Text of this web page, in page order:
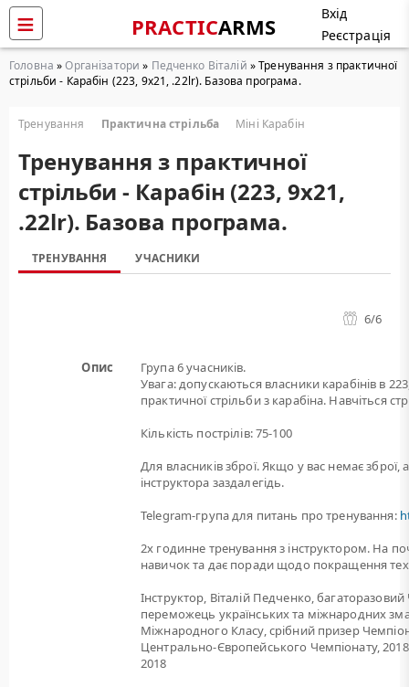
PRACTICARMS
Вхід
Реєстрація
Головна »Організатори » Педченко Віталій » Тренування з практичної
стрільби - Карабін (223, 9х21, .22lr). Базова програма.
Тренування Практична стрільба Міні Карабін
Тренування з практичної
стрільби - Карабін (223, 9х21,
.22lr). Базова програма.
ТРЕНУВАННЯ УЧАСНИКИ
6/6
Опис
Група 6 учасників.
Увага: допускаються власники карабінів в
практичної стрільби з карабіна. Навчіться
Кількість пострілів: 75-100
Для власників зброї. Якщо у вас немає зброї,
інструктора заздалегідь.
Telegram-група для питань про тренування:
2х годинне тренування з інструктором. На
навичок та дає поради щодо покращення
Інструктор, Віталій Педченко,
переможець українських та міжнародних
Міжнародного Класу, срібний призер
Центрально-Європейського Чемпіонату,
2018